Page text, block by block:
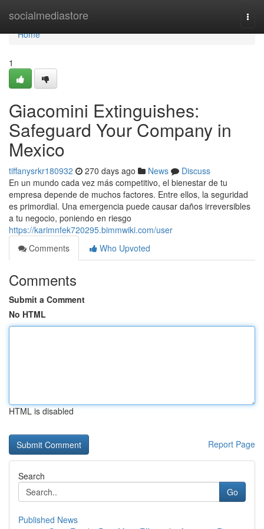
socialmediastore
Home
Home
1
Giacomini Extinguishes:
Safeguard Your Company in
Mexico
tiffanysrkr180932 270 days ago News
Discuss
En un mundo cada vez más competitivo, el bienestar de tu
empresa depende de muchos factores. Entre ellos, la seguridad
es primordial. Una emergencia puede causar daños irreversibles
a tu negocio, poniendo en riesgo
https://karimnfek720295.bimmwiki.com/user
Comments
Who Upvoted
Comments
Submit a Comment
No HTML
HTML is disabled
Report Page
Search
Go
Published News